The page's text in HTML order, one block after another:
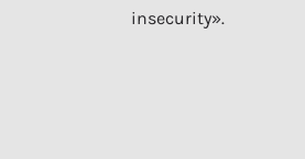
insecurity».